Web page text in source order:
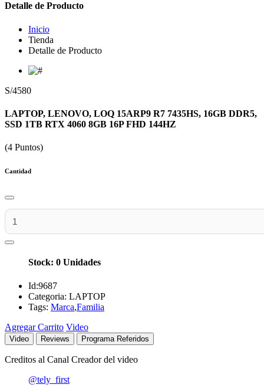
Detalle de Producto
Inicio
Tienda
Detalle de Producto
S/4580
LAPTOP, LENOVO, LOQ 15ARP9 R7 7435HS, 16GB DDR5,
SSD 1TB RTX 4060 8GB 16P FHD 144HZ
(4 Puntos)
Cantidad
Stock: 0 Unidades
Id:9687
Categoria: LAPTOP
Tags: Marca,Familia
Agregar Carrito Video
Video Reviews Programa Referidos
Creditos al Canal Creador del video
@tely_first